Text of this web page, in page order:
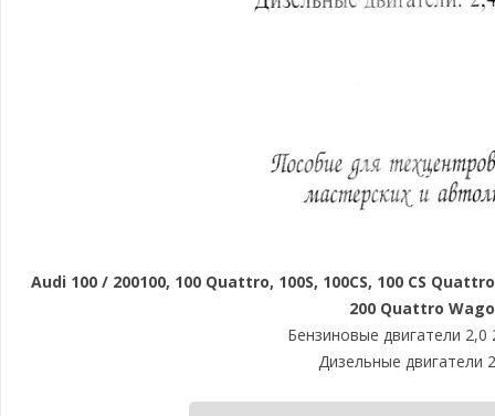
Audi 100 / 200100, 100 Quattro, 100S, 100CS, 100 CS
200 Quattro
Бензиновые двигатели 2,0
Дизельные двигатели